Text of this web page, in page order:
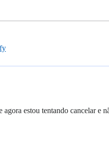
estou tentando cancelar e